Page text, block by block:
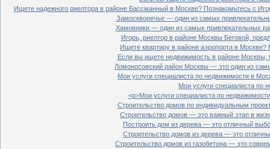
Ищете надежного риелтора в районе Бассманный в Москве? Познакомьтесь с
Замоскворечье — один из самых
Хамовники — один из самых привлекательных
Игорь, риелтор в районе Москвы Беговой,
Ищете квартиру в районе аэропорта в
Если вы ищете недвижимость в районе Москвы,
Ломоносовский район Москвы — это один из
Мои услуги специалиста по недвижимости в
Мои услуги специалиста по
<p>Мои услуги специалиста по
Строительство домов по индивидуальным
Строительство домов — это важный этап в
Построить дом из дерева — это отличный
Строительство домов из дерева — это
Строительство домов из газобетона — это